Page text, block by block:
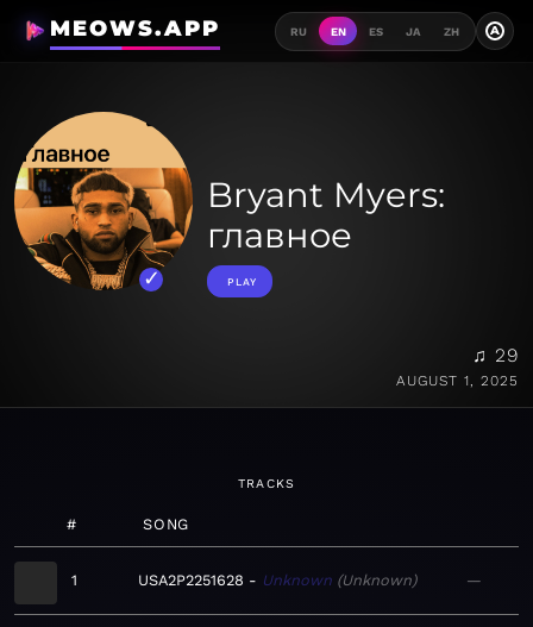
MEOWS.APP RU EN ES JA ZH A
Bryant Myers:
главное
PLAY
♫ 29
AUGUST 1, 2025
TRACKS
# SONG
1 USA2P2251628 Unknown Unknown —